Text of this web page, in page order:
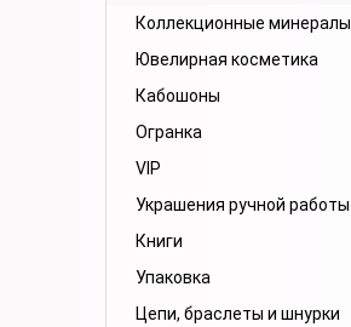
Коллекционные минералы
Ювелирная косметика
Кабошоны
Огранка
VIP
Украшения ручной работы
Книги
Упаковка
Цепи, браслеты и шнурки